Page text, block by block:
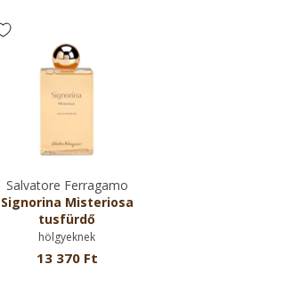
Salvatore Ferragamo
Signorina Misteriosa
tusfürdő
hölgyeknek
13 370 Ft